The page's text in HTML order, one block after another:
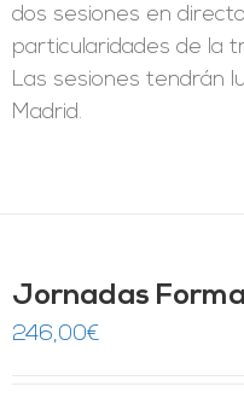
dos sesiones en
particularidades de la
Las sesiones tendrán
Madrid.
Jornadas
246,00€